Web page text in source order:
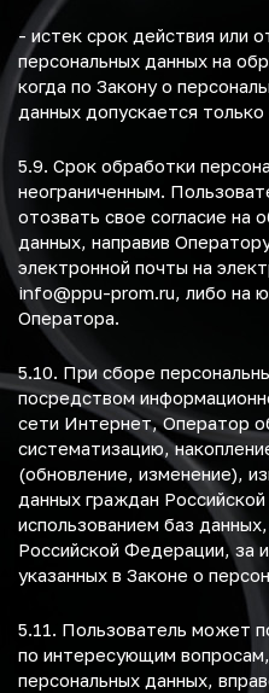
- истек срок действия или
персональных данных на
когда по Закону о
данных допускается только
5.9. Срок обработки
неограниченным.
отозвать свое согласие на
данных, направив
электронной почты на
info@ppu-prom.ru, либо на
Оператора.
5.10. При сборе
посредством
сети Интернет, Оператор
систематизацию,
(обновление, изменение),
данных граждан
использованием баз
Российской Федерации, за
указанных в Законе о
5.11. Пользователь может
по интересующим
персональных данных,